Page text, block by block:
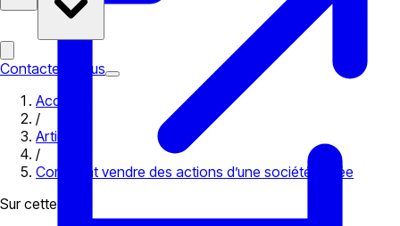
Contactez-nous
Accueil
/
Articles
/
Comment vendre des actions d’une société privée
Sur cette page